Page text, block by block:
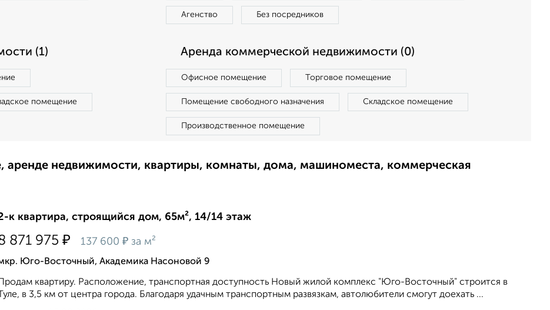
Агенство Без посредников
(1)
помещение
Аренда коммерческой недвижимости (0)
Офисное помещение Торговое помещение
Помещение свободного назначения Складское помещение
Производственное помещение
аренде недвижимости, квартиры, комнаты, дома, машиноместа, коммерческая
к квартира, строящийся дом, 65м², 14/14 этаж
871 975 ₽ 137 600 ₽ за м²
Юго-Восточный, Академика Насоновой 9
квартиру. Расположение, транспортная доступность Новый жилой комплекс "Юго-Восточный" строится в
Туле, в 3,5 км от центра города. Благодаря удачным транспортным развязкам, автолюбители смогут доехать ...